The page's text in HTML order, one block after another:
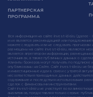
ПАРТНЕРСКАЯ
ПРОГРАММА
Вся информация на сайте invest-idei.ru (далее -
и не является рекомендацией или
можете следовать или не следовать прогнозам
размещены на сайте invest-idei.ru, являются
является агрегатором информации,
источниках, а также публичных данных о
Клиенты брокеров могут получать по
опубликованы на Сайте. Сайт invest-idei.ru не
и инвестиционные идеи в связи с утратой
несоответствия приводимых данных
содержание и последствия использования
сделок с финансовыми инструментами.
Сайт invest-idei.ru не участвует во
аналитиков, предоставляя только сервис